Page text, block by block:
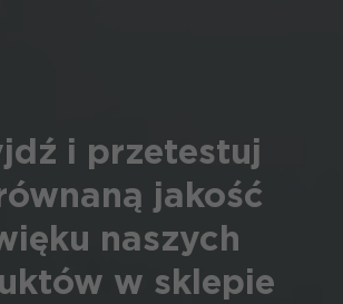
i przetestuj
jakość
naszych
w sklepie